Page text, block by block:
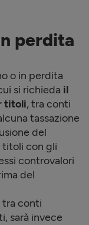
perdita
o in perdita
si richieda il
titoli, tra conti
tassazione
del
titoli con gli
controvalori
del
tra conti
sarà invece